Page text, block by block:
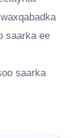
saarka ee
saarka